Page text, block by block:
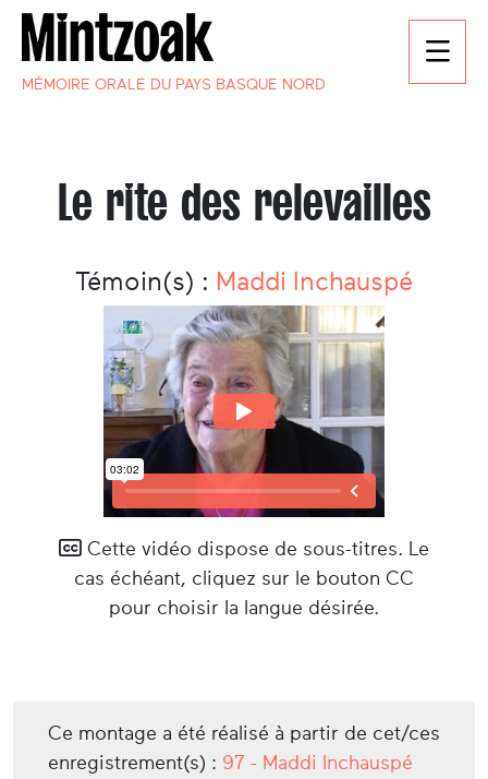
MÉMOIRE ORALE DU PAYS BASQUE NORD
Le rite des relevailles
Témoin(s) : Maddi Inchauspé
Cette vidéo dispose de sous-titres. Le
cas échéant, cliquez sur le bouton CC
pour choisir la langue désirée.
Ce montage a été réalisé à partir de cet/ces
enregistrement(s) : 97 - Maddi Inchauspé